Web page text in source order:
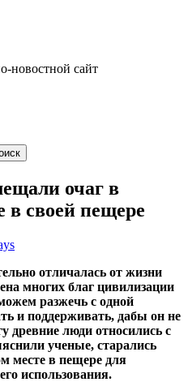
новостной сайт
очаг в
в своей пещере
отличалась от жизни
многих благ цивилизации
разжечь с одной
и поддерживать, дабы он не
древние люди относились с
ученые, старались
месте в пещере для
использования.